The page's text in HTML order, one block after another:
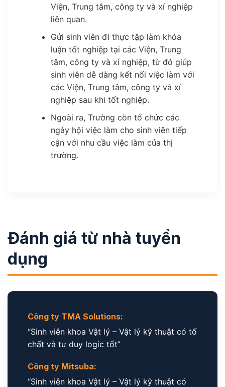
Viện, Trung tâm, công ty và xí nghiệp
liên quan.
Gửi sinh viên đi thực tập làm khóa
luận tốt nghiệp tại các Viện, Trung
tâm, công ty và xí nghiệp, từ đó giúp
sinh viên dễ dàng kết nối việc làm với
các Viện, Trung tâm, công ty và xí
nghiệp sau khi tốt nghiệp.
Ngoài ra, Trường còn tổ chức các
ngày hội việc làm cho sinh viên tiếp
cận với nhu cầu việc làm của thị
trường.
Đánh giá từ nhà tuyển
dụng
Công ty TMA Solutions:
“Sinh viên khoa Vật lý – Vật lý kỹ thuật có tố
chất và tư duy logic tốt”
Công ty Mitsuba:
“Sinh viên khoa Vật lý – Vật lý kỹ thuật có